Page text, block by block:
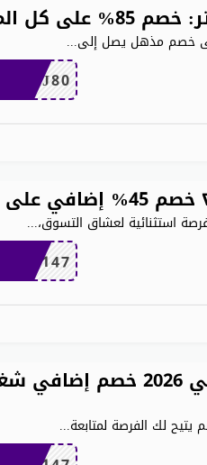
المنتجات
خصم مذهل يصل إلى...
THJ80
...
TRSS147
أفضل كوبون خصم نمشي 2026
لك الفرصة لمتابعة...